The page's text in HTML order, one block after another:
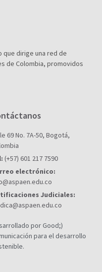
que dirige una red de
de Colombia, promovidos
69 No. 7A-50, Bogotá,
(+57) 601 217 7590
electrónico:
Judiciales:
por Good;)
para el desarrollo